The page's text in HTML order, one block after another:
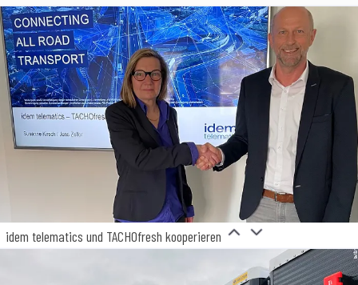
idem telematics und TACHOfresh kooperieren